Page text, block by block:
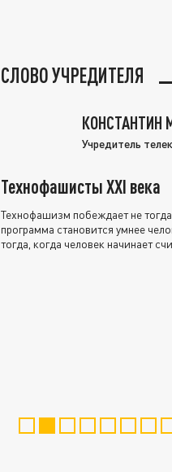
СЛОВО УЧРЕДИТЕЛЯ
КОНСТАНТИН
Учредитель
Технофашисты XXI века
Технофашизм побеждает не
программа становится умнее
тогда, когда человек начинает